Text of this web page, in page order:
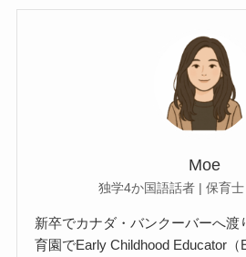
Moe
独学4か国語話者 | 保育
新卒でカナダ・バンクーバーへ渡
育園でEarly Childhood Educator